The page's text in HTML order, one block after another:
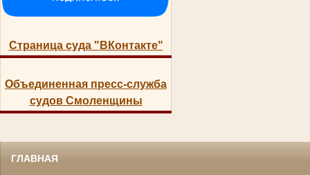
Страница суда "ВКонтакте"
Объединенная пресс-служба
судов Смоленщины
ГЛАВНАЯ